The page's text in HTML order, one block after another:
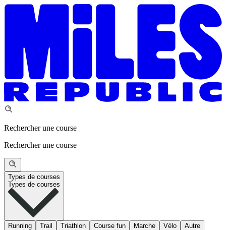
Rechercher une course
Rechercher une course
Types de courses
Types de courses
Running Trail Triathlon Course fun Marche Vélo Autre